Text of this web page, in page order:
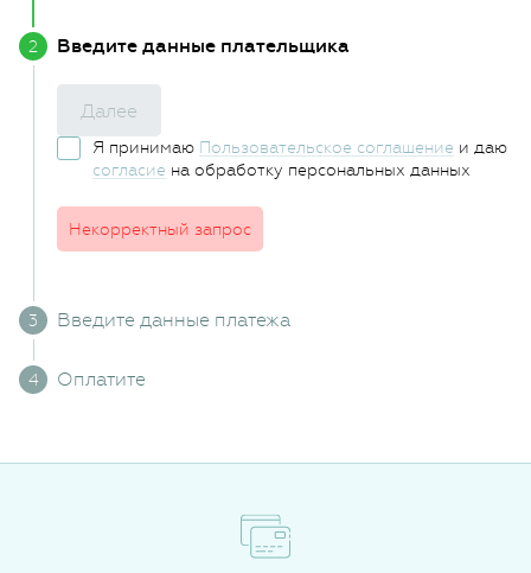
Введите данные плательщика
Далее
Я принимаю Пользовательское соглашение и даю
согласие на обработку персональных данных
Некорректный запрос
Введите данные платежа
Оплатите